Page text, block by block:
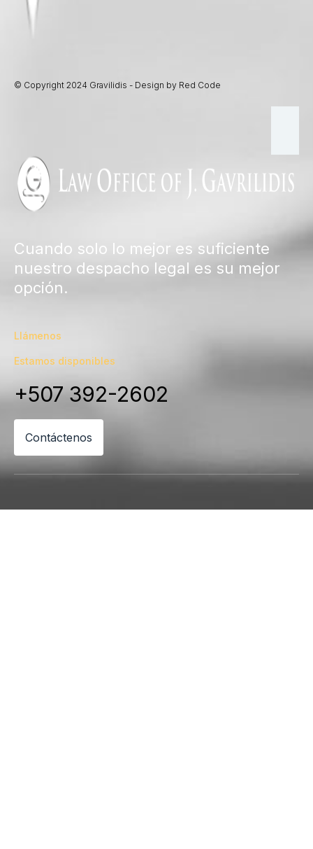
© Copyright 2024 Gravilidis - Design by Red Code
Cuando solo lo mejor es suficiente
nuestro despacho legal es su mejor
opción.
Llámenos
Estamos disponibles
+507 392-2602
Contáctenos